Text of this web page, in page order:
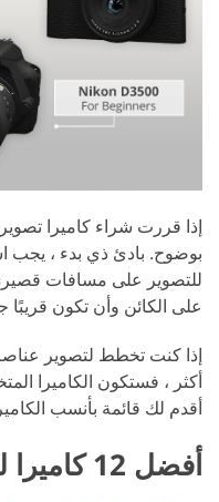
إذا قررت شراء كاميرا
بوضوح. بادئ ذي بدء ، يجب
للتصوير على مسافات
على الكائن وأن تكون قريبًا
أكثر ، فستكون الكاميرا
أقدم لك قائمة بأنسب
أفضل 12 كاميرا لصور الماكرو